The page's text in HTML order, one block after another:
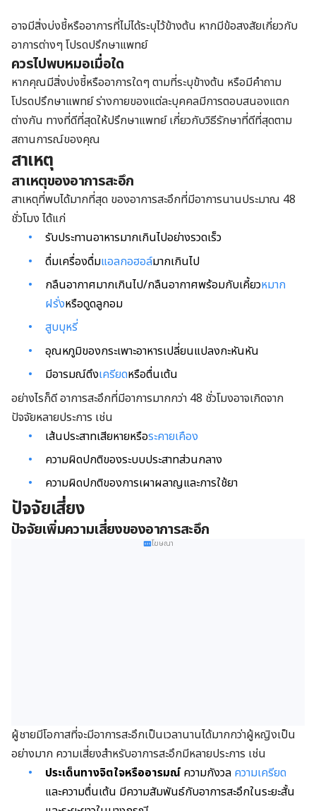
อาจมีสิ่งบ่งชี้หรืออาการที่ไม่ได้ระบุไว้ข้างต้น หากมีข้อสงสัยเกี่ยวกับ
อาการต่างๆ โปรดปรึกษาแพทย์
ควรไปพบหมอเมื่อใด
หากคุณมีสิ่งบ่งชี้หรืออาการใดๆ ตามที่ระบุข้างต้น หรือมีคำถาม
โปรดปรึกษาแพทย์ ร่างกายของแต่ละบุคคลมีการตอบสนองแตก
ต่างกัน ทางที่ดีที่สุดให้ปรึกษาแพทย์ เกี่ยวกับวิธีรักษาที่ดีที่สุดตาม
สถานการณ์ของคุณ
สาเหตุ
สาเหตุของอาการสะอึก
สาเหตุที่พบได้มากที่สุด ของอาการสะอึกที่มีอาการนานประมาณ 48
ชั่วโมง ได้แก่
รับประทานอาหารมากเกินไปอย่างรวดเร็ว
ดื่มเครื่องดื่มแอลกอฮอล์มากเกินไป
กลืนอากาศมากเกินไป/กลืนอากาศพร้อมกับเคี้ยวหมาก
ฝรั่งหรือดูดลูกอม
สูบบุหรี่
อุณหภูมิของกระเพาะอาหารเปลี่ยนแปลงกะหันหัน
มีอารมณ์ตึงเครียดหรือตื่นเต้น
อย่างไรก็ดี อาการสะอึกที่มีอาการมากกว่า 48 ชั่วโมงอาจเกิดจาก
ปัจจัยหลายประการ เช่น
เส้นประสาทเสียหายหรือระคายเคือง
ความผิดปกติของระบบประสาทส่วนกลาง
ความผิดปกติของการเผาผลาญและการใช้ยา
ปัจจัยเสี่ยง
ปัจจัยเพิ่มความเสี่ยงของอาการสะอึก
โฆษณา
ผู้ชายมีโอกาสที่จะมีอาการสะอึกเป็นเวลานานได้มากกว่าผู้หญิงเป็น
อย่างมาก ความเสี่ยงสำหรับอาการสะอึกมีหลายประการ เช่น
ประเด็นทางจิตใจหรืออารมณ์ ความกังวล ความเครียด
และความตื่นเต้น มีความสัมพันธ์กับอาการสะอึกในระยะสั้น